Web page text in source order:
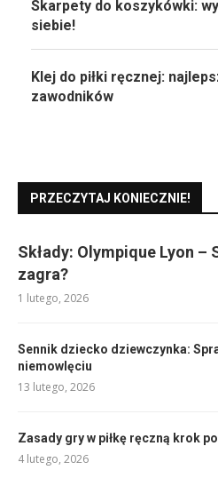
Skarpety do koszykówki:
siebie!
Klej do piłki ręcznej:
zawodników
PRZECZYTAJ KONIECZNIE!
Składy: Olympique Lyon –
zagra?
1 lutego, 2026
Sennik dziecko dziewczynka:
niemowlęciu
13 lutego, 2026
Zasady gry w piłkę ręczną krok
4 lutego, 2026